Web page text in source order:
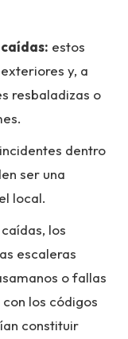
estos
y, a
resbaladizas o
dentro
ser una
local.
los
escaleras
o fallas
los códigos
constituir